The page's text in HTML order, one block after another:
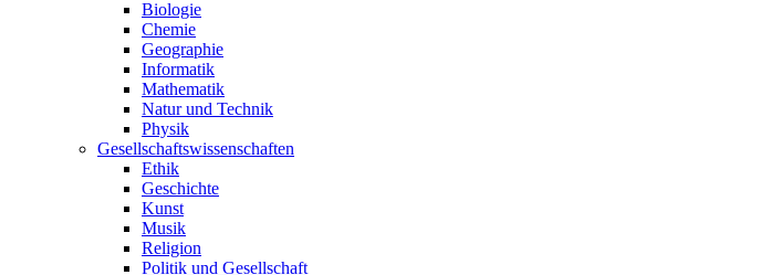
Biologie
Chemie
Geographie
Informatik
Mathematik
Natur und Technik
Physik
Gesellschaftswissenschaften
Ethik
Geschichte
Kunst
Musik
Religion
Politik und Gesellschaft